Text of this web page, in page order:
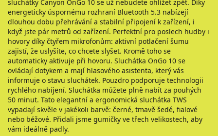
sluchátky Canyon OnGo 10 se už nebudete ohlížet zpět. Díky
energeticky úspornému rozhraní Bluetooth 5.3 nabízejí
dlouhou dobu přehrávání a stabilní připojení k zařízení, i
když jste pár metrů od zařízení. Perfektní pro poslech hudby i
hovory díky čtyřem mikrofonům: aktivní potlačení šumu
zajistí, že uslyšíte, co chcete slyšet. Kromě toho se
automaticky aktivuje při hovoru. Sluchátka OnGo 10 se
ovládají dotykem a mají hlasového asistenta, který vás
informuje o stavu sluchátek. Pouzdro podporuje technologii
rychlého nabíjení. Sluchátka můžete plně nabít za pouhých
50 minut. Tato elegantní a ergonomická sluchátka TWS
vypadají skvěle v jakékoli barvě: černé, tmavě šedé, fialové
nebo béžové. Přidali jsme gumičky ve třech velikostech, aby
vám ideálně padly.